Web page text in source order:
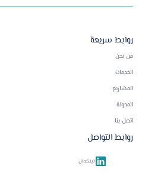
روابط سريعة
من نحن
الخدمات
المشاريع
المدونة
اتصل بنا
روابط التواصل
لينكد ان